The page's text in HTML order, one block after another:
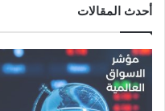
أحدث المقالات